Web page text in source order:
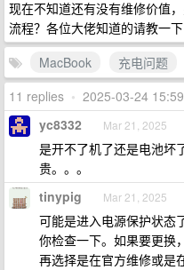
现在不知道还有没有维修价值
流程？各位大佬知道的请教一下
MacBook
充电问题
11 replies • 2025-03-24
yc8332 Mar 21, 2025
是开不了机了还是电池坏
贵。。。
tinypig Mar 21, 2025
可能是进入电源保护状态
你检查一下。如果要更换
再选择是在官方维修或是